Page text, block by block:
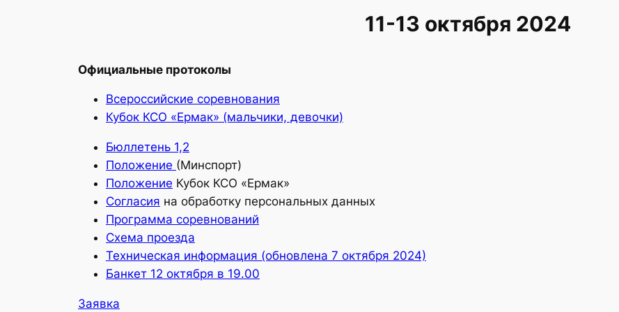
11-13 октября 2024
Официальные протоколы
Всероссийские соревнования
Кубок КСО «Ермак» (мальчики, девочки)
Бюллетень 1,2
Положение (Минспорт)
Положение Кубок КСО «Ермак»
Согласия на обработку персональных данных
Программа соревнований
Схема проезда
Техническая информация (обновлена 7 октября 2024)
Банкет 12 октября в 19.00
Заявка